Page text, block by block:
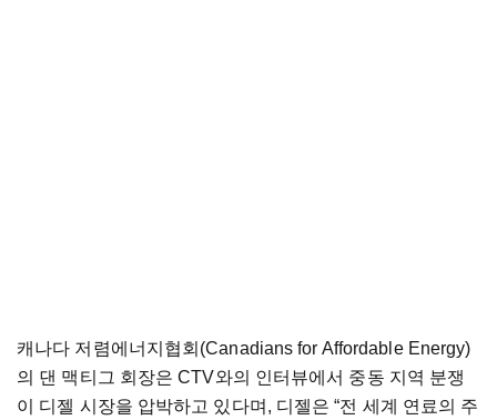
캐나다 저렴에너지협회(Canadians for Affordable Energy)
의 댄 맥티그 회장은 CTV와의 인터뷰에서 중동 지역 분쟁
이 디젤 시장을 압박하고 있다며, 디젤은 “전 세계 연료의 주